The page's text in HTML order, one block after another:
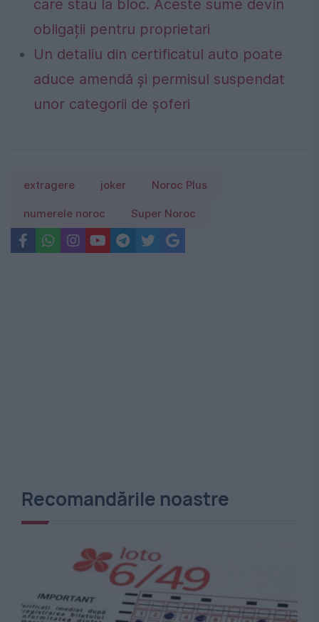
care stau la bloc. Aceste sume devin
obligații pentru proprietari
Un detaliu din certificatul auto poate
aduce amendă și permisul suspendat
unor categorii de șoferi
extragere joker Noroc Plus
numerele noroc Super Noroc
Recomandările noastre